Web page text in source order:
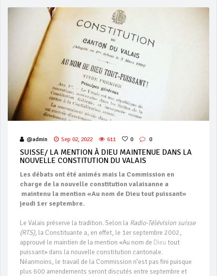
@admin Sep 02, 2022 611 0 0
SUISSE/ LA MENTION À DIEU MAINTENUE DANS LA
NOUVELLE CONSTITUTION DU VALAIS
Les débats ont été animés mais la Commission en
charge de la nouvelle constitution valaisanne a
maintenu la mention «Au nom de Dieu tout puissant»
jeudi 1er septembre.
Le Valais préserve la tradition. Selon la Radio-Télévision suisse
(RTS), la Constituante a, en effet, le 1er septembre 2002,
approuvé le maintien de la mention «Au nom de Dieu tout
puissant» dans la nouvelle constitution cantonale.
Néanmoins, le travail de la Commission n’est pas fini puisque
plus 600 amendements seront discutés entre septembre et